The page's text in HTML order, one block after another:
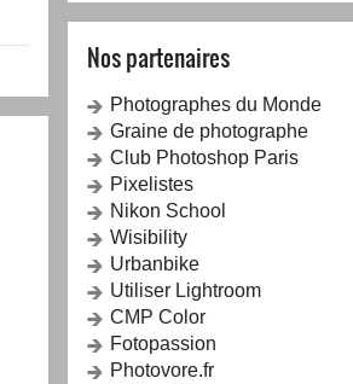
Nos partenaires
Photographes du Monde
Graine de photographe
Club Photoshop Paris
Pixelistes
Nikon School
Wisibility
Urbanbike
Utiliser Lightroom
CMP Color
Fotopassion
Photovore.fr